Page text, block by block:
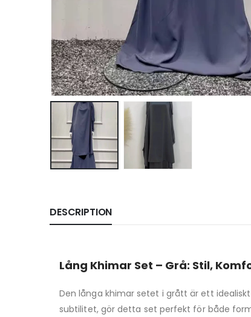
DESCRIPTION
Lång Khimar Set – Grå: Stil,
Den långa khimar setet i grått är ett
subtilitet, gör detta set perfekt för både